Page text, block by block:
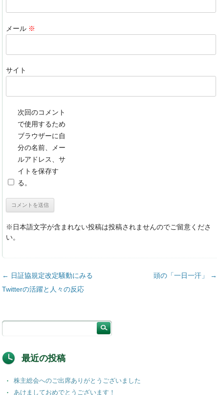
メール ※
サイト
次回のコメント
で使用するため
ブラウザーに自
分の名前、メー
ルアドレス、サ
イトを保存す
る。
※日本語文字が含まれない投稿は投稿されませんのでご留意くださ
い。
投稿ナビゲーション
← 日証協規定改定騒動にみる
Twitterの活躍と人々の反応
頭の「一日一汗」 →
最近の投稿
株主総会へのご出席ありがとうございました
あけましておめでとうございます！